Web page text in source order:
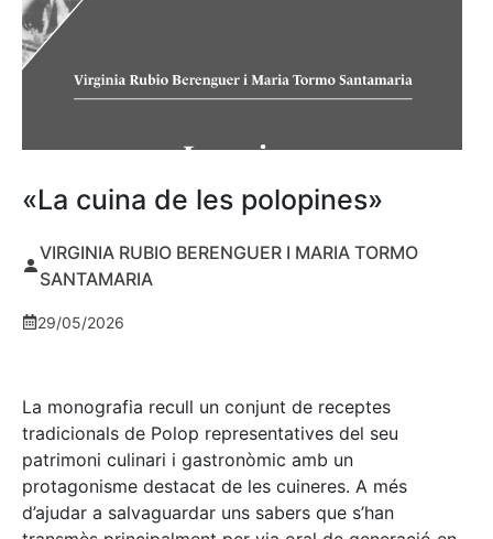
«La cuina de les polopines»
VIRGINIA RUBIO BERENGUER I MARIA TORMO
SANTAMARIA
29/05/2026
La monografia recull un conjunt de receptes
tradicionals de Polop representatives del seu
patrimoni culinari i gastronòmic amb un
protagonisme destacat de les cuineres. A més
d’ajudar a salvaguardar uns sabers que s’han